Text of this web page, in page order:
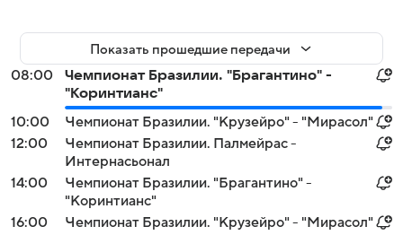
Показать прошедшие передачи
08:00
Чемпионат Бразилии. "Брагантино" -
"Коринтианс"
10:00
Чемпионат Бразилии. "Крузейро" - "Мирасол"
12:00
Чемпионат Бразилии. Палмейрас -
Интернасьонал
14:00
Чемпионат Бразилии. "Брагантино" -
"Коринтианс"
16:00
Чемпионат Бразилии. "Крузейро" - "Мирасол"